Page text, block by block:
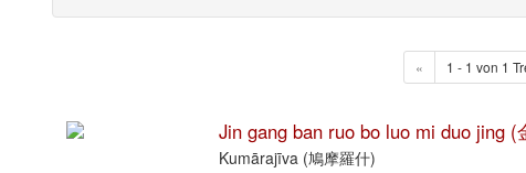
« 1 - 1 von 1
Jin gang ban ruo bo luo mi duo jing
Kumārajīva (鳩摩羅什)